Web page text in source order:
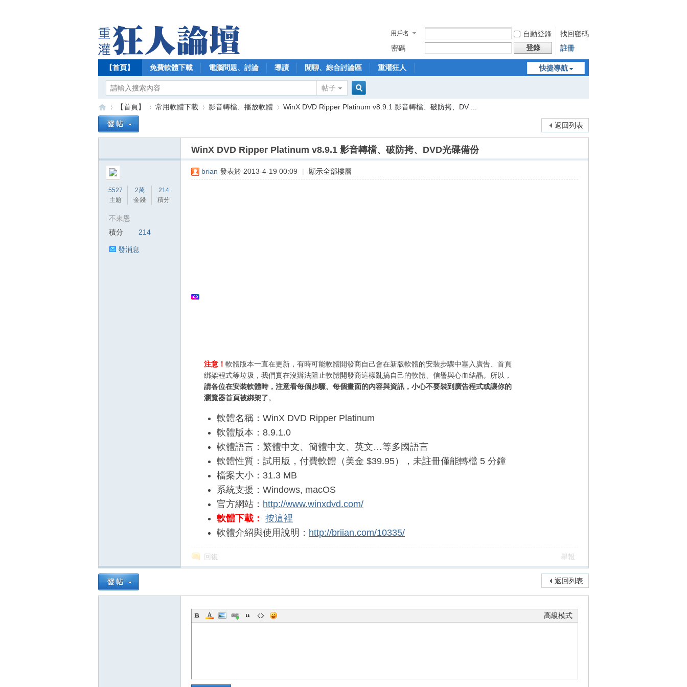
用戶名 自動登錄
找回密碼
密碼
登錄 註冊
快捷導航
【首頁】 免費軟體下載 電腦問題、討論 導讀 閒聊、綜合討論區 重灌狂人
帖子
索
【首頁】 常用軟體下載
›
影音轉檔、播放軟體
›
WinX DVD Ripper Platinum v8.9.1 影音轉檔、破防拷、DV ...
返回列表
WinX DVD Ripper Platinum v8.9.1 影音轉檔、破防拷、DVD光碟備份
5527
主題
2萬
金錢
214
積分
不來恩
積分
214
發消息
brian 發表於 2013-4-19 00:09 | 顯示全部樓層
注意！ 軟體版本一直在更新，有時可能軟體開發商自己會在新版軟體的安裝步驟中塞入廣告、首頁
綁架程式等垃圾，我們實在沒辦法阻止軟體開發商這樣亂搞自己的軟體、信譽與心血結晶。所以，
請各位在安裝軟體時，注意看每個步驟、每個畫面的內容與資訊，小心不要裝到廣告程式或讓你的
瀏覽器首頁被綁架了。
軟體名稱：WinX DVD Ripper Platinum
軟體版本：8.9.1.0
軟體語言：繁體中文、簡體中文、英文…等多國語言
軟體性質：試用版，付費軟體（美金 $39.95），未註冊僅能轉檔 5 分鐘
檔案大小：31.3 MB
系統支援：Windows, macOS
官方網站： http://www.winxdvd.com/
軟體下載： 按這裡
軟體介紹與使用說明： http://briian.com/10335/
回復 舉報
返回列表
高級模式